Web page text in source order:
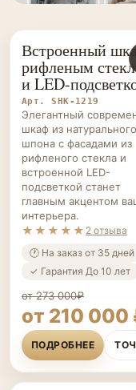
ШКАФЫ НА ЗАКАЗ
Встроенный
рифленым
и LED-
Арт. SHK-1219
Элегантный
шкаф из натурального
шпона с фасадами из
рифленого стекла и
встроенной LED-
подсветкой станет
главным акцентом
интерьера.
★★★★★ 2 отзыва
🕐 На заказ от 35 дней
✓ Гарантия До 10 лет
от 273 000₽
от 210 000
ПОДРОБНЕЕ